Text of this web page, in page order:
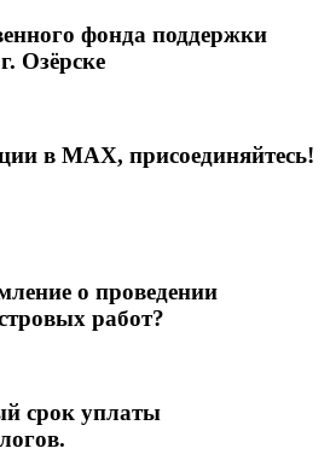
фонда поддержки
Озёрске
в МАХ, присоединяйтесь!
о проведении
работ?
срок уплаты